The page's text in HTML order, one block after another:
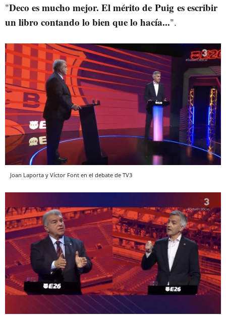
"Deco es mucho mejor. El mérito de Puig es escribir
un libro contando lo bien que lo hacía...".
Joan Laporta y Víctor Font en el debate de TV3